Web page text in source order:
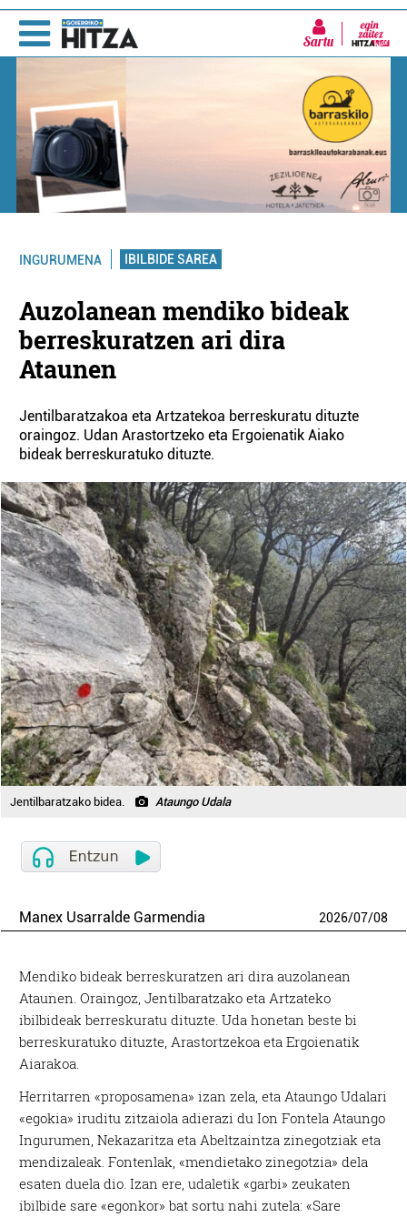
Sartu
INGURUMENA IBILBIDE SAREA
Auzolanean mendiko bideak
berreskuratzen ari dira
Ataunen
Jentilbaratzakoa eta Artzatekoa berreskuratu dituzte
oraingoz. Udan Arastortzeko eta Ergoienatik Aiako
bideak berreskuratuko dituzte.
Jentilbaratzako bidea. Ataungo Udala
Manex Usarralde Garmendia 2026/07/08
Mendiko bideak berreskuratzen ari dira auzolanean
Ataunen. Oraingoz, Jentilbaratzako eta Artzateko
ibilbideak berreskuratu dituzte. Uda honetan beste bi
berreskuratuko dituzte, Arastortzekoa eta Ergoienatik
Aiarakoa.
Herritarren «proposamena» izan zela, eta Ataungo Udalari
«egokia» iruditu zitzaiola adierazi du Ion Fontela Ataungo
Ingurumen, Nekazaritza eta Abeltzaintza zinegotziak eta
mendizaleak. Fontenlak, «mendietako zinegotzia» dela
esaten duela dio. Izan ere, udaletik «garbi» zeukaten
ibilbide sare «egonkor» bat sortu nahi zutela: «Sare